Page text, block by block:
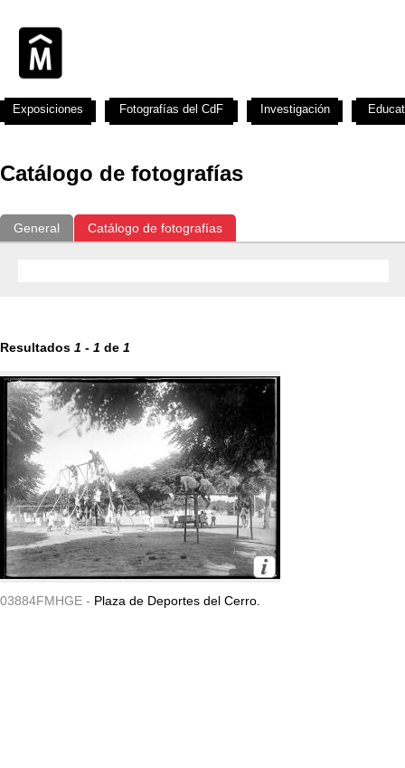
Catálogo de fotografías
General Catálogo de fotografías
Resultados 1 - 1 de 1
03884FMHGE - Plaza de Deportes del Cerro.
Exposiciones Fotografías del CdF Investigación